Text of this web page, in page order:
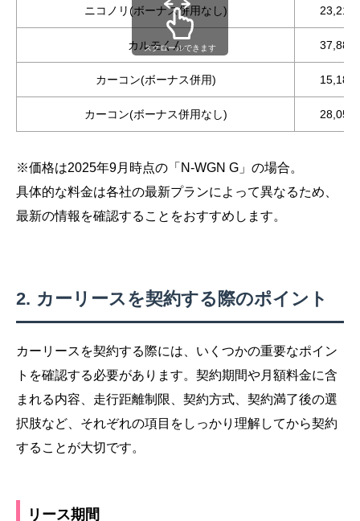
ニコノリ(ボーナス併用なし) 23,210
カルモくん 37,889
カーコン(ボーナス併用) 15,180
カーコン(ボーナス併用なし) 28,050
スクロールできます
※価格は2025年9月時点の「N-WGN G」の場合。
具体的な料金は各社の最新プランによって異なるため、
最新の情報を確認することをおすすめします。
カーリースを契約する際のポイント
カーリースを契約する際には、いくつかの重要なポイン
トを確認する必要があります。契約期間や月額料金に含
まれる内容、走行距離制限、契約方式、契約満了後の選
択肢など、それぞれの項目をしっかり理解してから契約
することが大切です。
リース期間